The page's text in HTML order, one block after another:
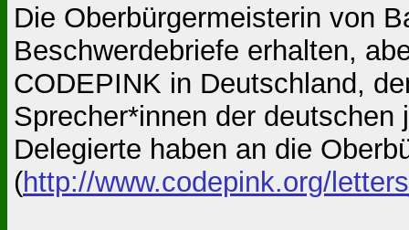
Die Oberbürgermeisterin von
Beschwerdebriefe erhalten,
CODEPINK in Deutschland,
Sprecher*innen der
Delegierte haben an die
(http://www.codepink.org/